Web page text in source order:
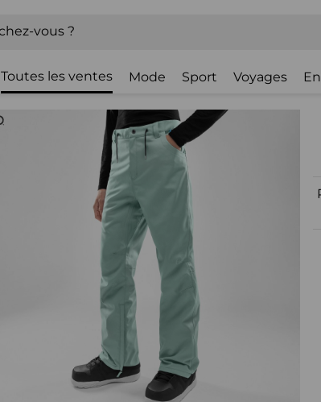
Toutes les ventes Mode Sport Voyages